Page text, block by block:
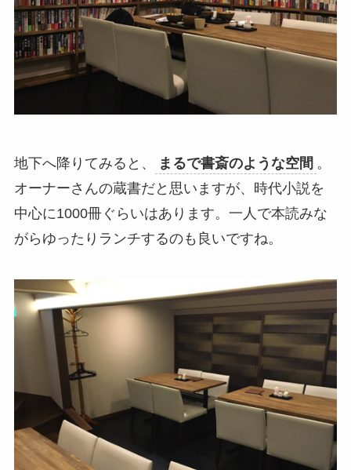
地下へ降りてみると、 まるで書斎のような空間 。
オーナーさんの蔵書だと思いますが、時代小説を
中心に1000冊ぐらいはあります。一人で本読みな
がらゆったりランチするのも良いですね。